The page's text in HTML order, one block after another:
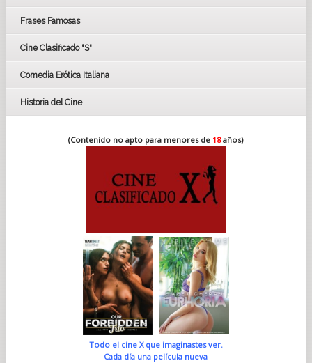
Frases Famosas
Cine Clasificado "S"
Comedia Erótica Italiana
Historia del Cine
(Contenido no apto para menores de 18años)
Todo el cine X que imaginastes ver.
Cada día una película nueva